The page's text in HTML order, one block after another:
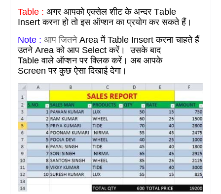
Table : अगर आपको एक्सेल शीट के अन्दर Table
Insert करना हो तो इस ऑप्शन का प्रयोग कर सकते हैं।
Note : आप जितने Areaमें Table Insert करना चाहते हैं
उतने Areaको आप Select करें। उसके बाद
Tableवाले ऑप्शन पर क्लिककरें। अब आपके
Screen पर कुछ ऐसा दिखाई देगा।